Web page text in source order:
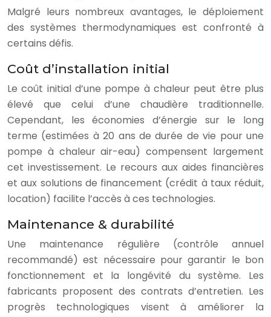
Malgré leurs nombreux avantages, le déploiement
des systèmes thermodynamiques est confronté à
certains défis.
Coût d’installation initial
Le coût initial d’une pompe à chaleur peut être plus
élevé que celui d’une chaudière traditionnelle.
Cependant, les économies d’énergie sur le long
terme (estimées à 20 ans de durée de vie pour une
pompe à chaleur air-eau) compensent largement
cet investissement. Le recours aux aides financières
et aux solutions de financement (crédit à taux réduit,
location) facilite l’accès à ces technologies.
Maintenance & durabilité
Une maintenance régulière (contrôle annuel
recommandé) est nécessaire pour garantir le bon
fonctionnement et la longévité du système. Les
fabricants proposent des contrats d’entretien. Les
progrès technologiques visent à améliorer la